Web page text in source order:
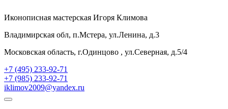
Иконописная мастерская Игоря Климова
Владимирская обл, п.Мстера, ул.Ленина, д.3
Московская область, г.Одинцово , ул.Северная, д.5/4
+7 (495) 233-92-71
+7 (985) 233-92-71
iklimov2009@yandex.ru